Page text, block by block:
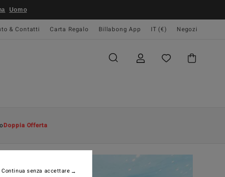
Uomo
& Contatti Carta Regalo Billabong App IT (€) Negozi
Doppia Offerta
Continua senza accettare